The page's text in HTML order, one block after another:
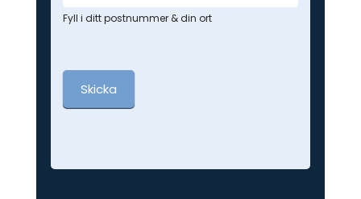
Fyll i ditt postnummer & din ort
Skicka